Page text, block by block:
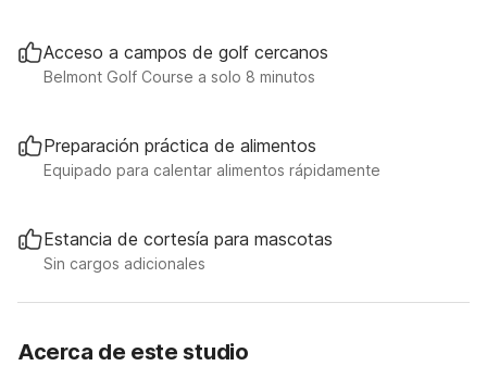
Acceso a campos de golf cercanos
Belmont Golf Course a solo 8 minutos
Preparación práctica de alimentos
Equipado para calentar alimentos rápidamente
Estancia de cortesía para mascotas
Sin cargos adicionales
Acerca de este studio